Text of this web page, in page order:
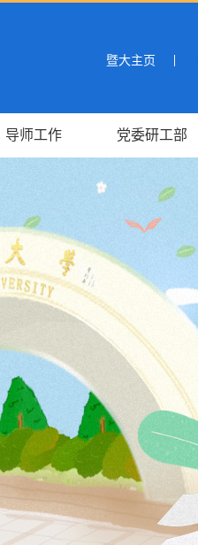
暨大主页
导师工作 党委研工部